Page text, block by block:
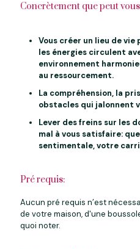
Concrètement que peut
Vous créer un lieu de vie
les énergies circulent
environnement
au ressourcement.
La compréhension, la
obstacles qui jalonnent
Lever des freins sur les
mal à vous satisfaire:
sentimentale, votre
Pré requis:
Aucun pré requis n’est
de votre maison, d'une
quoi noter.